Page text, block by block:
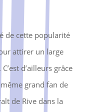
de cette popularité
attirer un large
C’est d’ailleurs grâce
grand fan de
de Rive dans la